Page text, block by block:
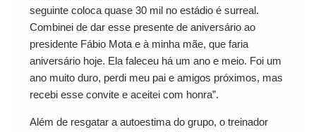
seguinte coloca quase 30 mil no estádio é surreal.
Combinei de dar esse presente de aniversário ao
presidente Fábio Mota e à minha mãe, que faria
aniversário hoje. Ela faleceu há um ano e meio. Foi um
ano muito duro, perdi meu pai e amigos próximos, mas
recebi esse convite e aceitei com honra”.
Além de resgatar a autoestima do grupo, o treinador